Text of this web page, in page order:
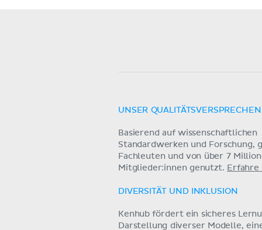
UNSER QUALITÄTSVERSPRECHEN
Basierend auf wissenschaftlichen
Standardwerken und Forschung,
Fachleuten und von über 7
Mitglieder:innen genutzt. Erfahre
DIVERSITÄT UND INKLUSION
Kenhub fördert ein sicheres
Darstellung diverser Modelle,